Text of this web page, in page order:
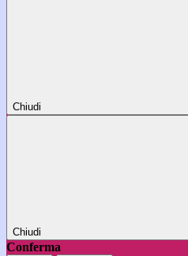
Chiudi
Chiudi
Conferma